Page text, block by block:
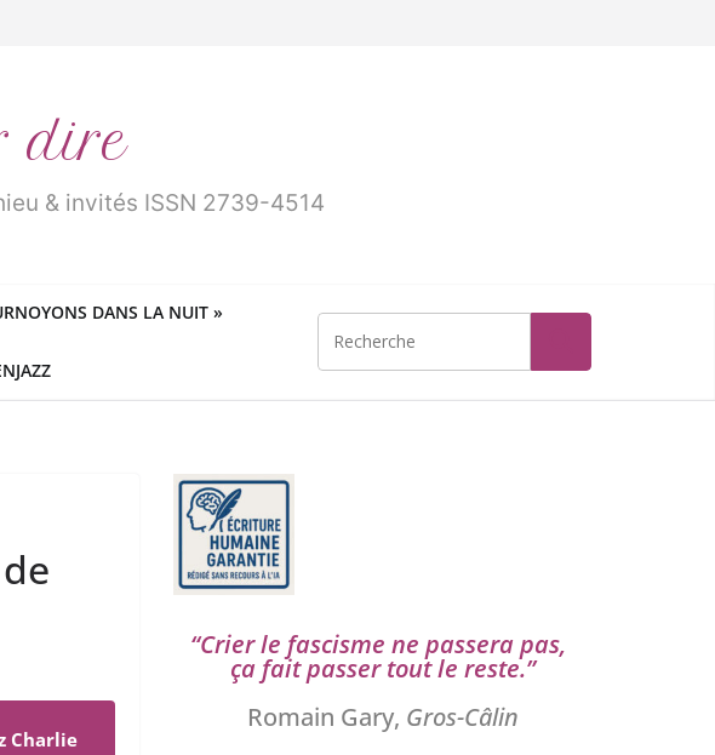
dire
& invités ISSN 2739-4514
DANS LA NUIT »
Charlie
“Crier le fas­cisme ne pas­se­ra pas,
ça fait pas­ser tout le reste.”
Romain Gary, Gros-Câlin